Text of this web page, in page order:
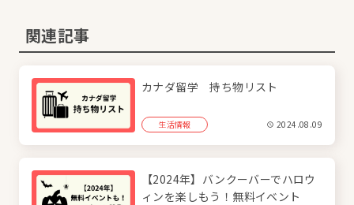
関連記事
カナダ留学 持ち物リスト
生活情報 2024.08.09
【2024年】バンクーバーでハロウ
ィンを楽しもう！無料イベント